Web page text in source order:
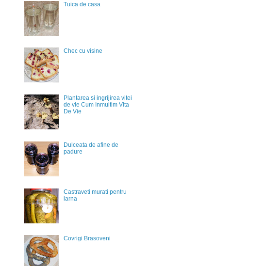
Tuica de casa
Chec cu visine
Plantarea si ingrijirea vitei
de vie Cum Inmultim Vita
De Vie
Dulceata de afine de
padure
Castraveti murati pentru
iarna
Covrigi Brasoveni